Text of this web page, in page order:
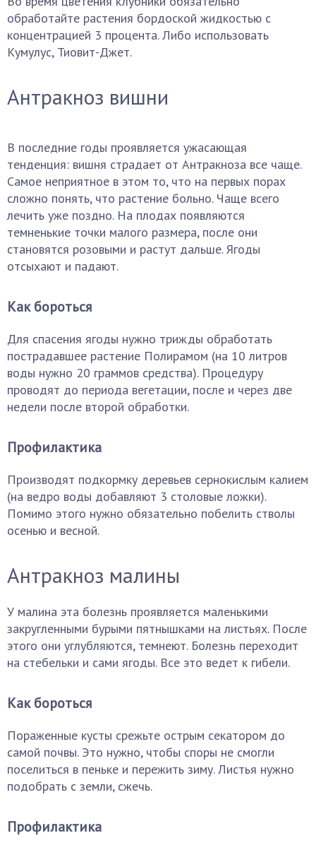
обработайте растения бордоской жидкостью с
концентрацией 3 процента. Либо использовать
Кумулус, Тиовит-Джет.
Антракноз вишни
В последние годы проявляется ужасающая
тенденция: вишня страдает от Антракноза все чаще.
Самое неприятное в этом то, что на первых порах
сложно понять, что растение больно. Чаще всего
лечить уже поздно. На плодах появляются
темненькие точки малого размера, после они
становятся розовыми и растут дальше. Ягоды
отсыхают и падают.
Как бороться
Для спасения ягоды нужно трижды обработать
пострадавшее растение Полирамом (на 10 литров
воды нужно 20 граммов средства). Процедуру
проводят до периода вегетации, после и через две
недели после второй обработки.
Профилактика
Производят подкормку деревьев сернокислым калием
(на ведро воды добавляют 3 столовые ложки).
Помимо этого нужно обязательно побелить стволы
осенью и весной.
Антракноз малины
У малина эта болезнь проявляется маленькими
закругленными бурыми пятнышками на листьях. После
этого они углубляются, темнеют. Болезнь переходит
на стебельки и сами ягоды. Все это ведет к гибели.
Как бороться
Пораженные кусты срежьте острым секатором до
самой почвы. Это нужно, чтобы споры не смогли
поселиться в пеньке и пережить зиму. Листья нужно
подобрать с земли, сжечь.
Профилактика